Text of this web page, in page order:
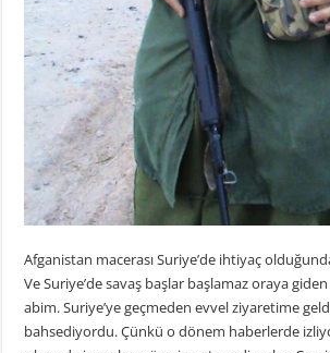
Afganistan macerası Suriye’de ihtiyaç
Ve Suriye’de savaş başlar başlamaz oraya
abim. Suriye’ye geçmeden evvel ziyaretime
bahsediyordu. Çünkü o dönem haberlerde